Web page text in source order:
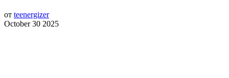
от teenergizer
October 30 2025